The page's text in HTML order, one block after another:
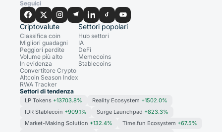
Seguici
Criptovalute
Classifica coin
Migliori guadagni
Peggiori perdite
Volume più alto
In evidenza
Convertitore Crypto
Altcoin Season Index
RWA Tracker
Settori popolari
Hub settori
IA
DeFi
Memecoins
Stablecoins
Settori di tendenza
LP Tokens +13703.8% Reality Ecosystem +1502.0%
IDR Stablecoin +909.1% Surge Launchpad +823.3%
Market-Making Solution +132.4% Time.fun Ecosystem +67.5%